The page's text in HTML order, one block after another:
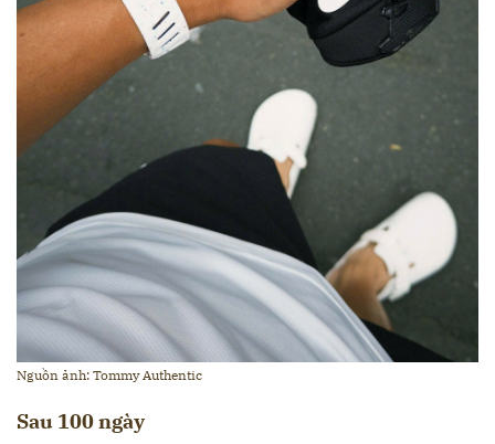
Nguồn ảnh: Tommy Authentic
Sau 100 ngày